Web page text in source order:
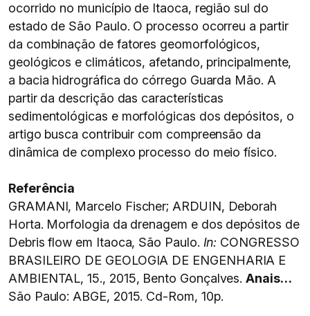
ocorrido no município de Itaoca, região sul do
estado de São Paulo. O processo ocorreu a partir
da combinação de fatores geomorfológicos,
geológicos e climáticos, afetando, principalmente,
a bacia hidrográfica do córrego Guarda Mão. A
partir da descrição das características
sedimentológicas e morfológicas dos depósitos, o
artigo busca contribuir com compreensão da
dinâmica de complexo processo do meio físico.
Referência
GRAMANI, Marcelo Fischer; ARDUIN, Deborah
Horta. Morfologia da drenagem e dos depósitos de
Debris flow em Itaoca, São Paulo. In: CONGRESSO
BRASILEIRO DE GEOLOGIA DE ENGENHARIA E
AMBIENTAL, 15., 2015, Bento Gonçalves.Anais…
São Paulo: ABGE, 2015. Cd-Rom, 10p.